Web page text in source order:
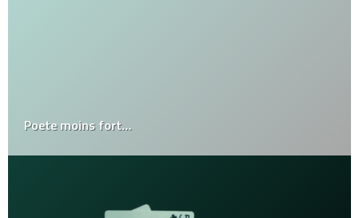
Poete moins fort…